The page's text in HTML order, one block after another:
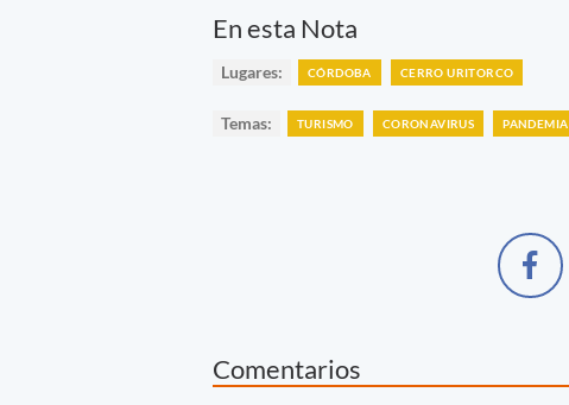
En esta Nota
Lugares: CÓRDOBA CERRO URITORCO
Temas: TURISMO CORONAVIRUS PANDEMIA
Comentarios